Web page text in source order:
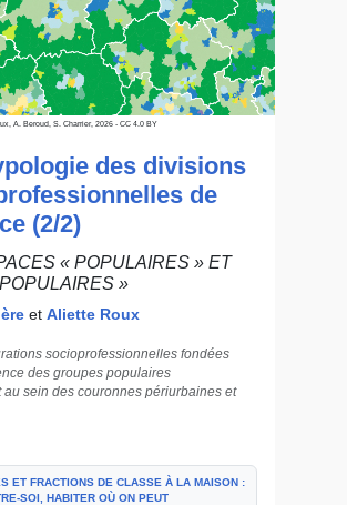
A. Beroud, S. Charrier, 2026 - CC 4.0 BY
des divisions
de
(2/2)
« POPULAIRES » ET
»
et Aliette Roux
socioprofessionnelles fondées
des groupes populaires
au sein des couronnes périurbaines et
ET FRACTIONS DE CLASSE À LA MAISON :
SOI, HABITER OÙ ON PEUT